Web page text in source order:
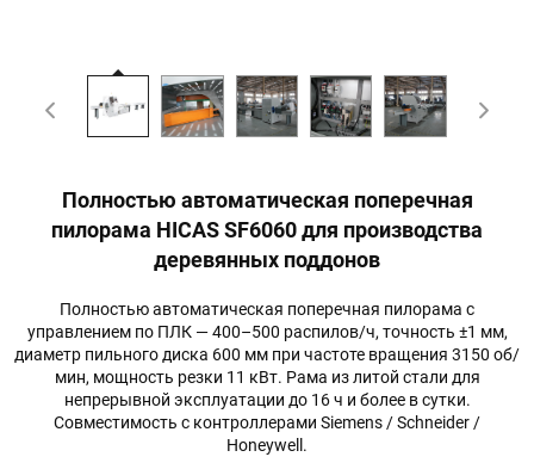
Полностью автоматическая поперечная
пилорама HICAS SF6060 для производства
деревянных поддонов
Полностью автоматическая поперечная пилорама с
управлением по ПЛК — 400–500 распилов/ч, точность ±1 мм,
диаметр пильного диска 600 мм при частоте вращения 3150 об/
мин, мощность резки 11 кВт. Рама из литой стали для
непрерывной эксплуатации до 16 ч и более в сутки.
Совместимость с контроллерами Siemens / Schneider /
Honeywell.